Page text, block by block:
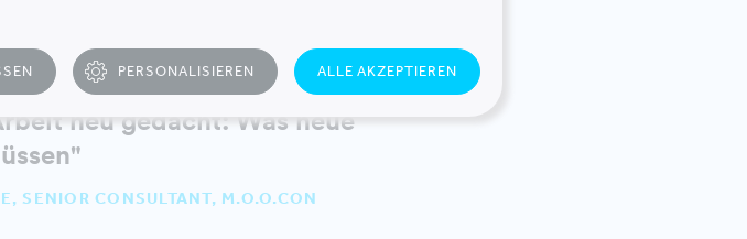
neu gedacht: Was neue
SENIOR CONSULTANT, M.O.O.CON
PERSONALISIEREN ALLE AKZEPTIEREN